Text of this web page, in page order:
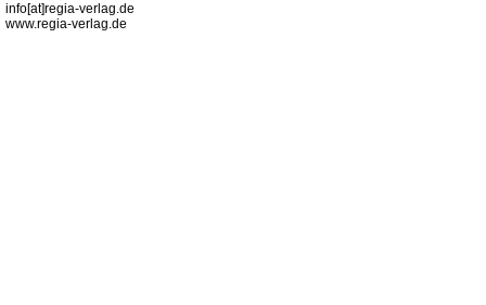
info[at]regia-verlag.de
www.regia-verlag.de